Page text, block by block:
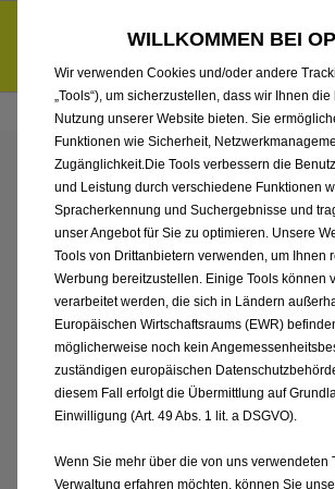
6.000 € staatliche Förderungsprämie für E-
Hybride. Mehr erfahren >>
ENTDECKEN
MOKKA
AMS
GMBH
WILLKOMMEN BEI
Wir verwenden Cookies und/oder andere
„Tools“), um sicherzustellen, dass wir Ihnen
Nutzung unserer Website bieten. Sie
Funktionen wie Sicherheit,
Zugänglichkeit.Die Tools verbessern die
und Leistung durch verschiedene Funktionen
Spracherkennung und Suchergebnisse und
unser Angebot für Sie zu optimieren. Unsere
Tools von Drittanbietern verwenden, um Ihnen
Werbung bereitzustellen. Einige Tools können
verarbeitet werden, die sich in Ländern
Europäischen Wirtschaftsraums (EWR)
möglicherweise noch kein
zuständigen europäischen
diesem Fall erfolgt die Übermittlung auf
Einwilligung (Art. 49 Abs. 1 lit. a DSGVO).
Wenn Sie mehr über die von uns verwendeten
Verwaltung erfahren möchten, können Sie